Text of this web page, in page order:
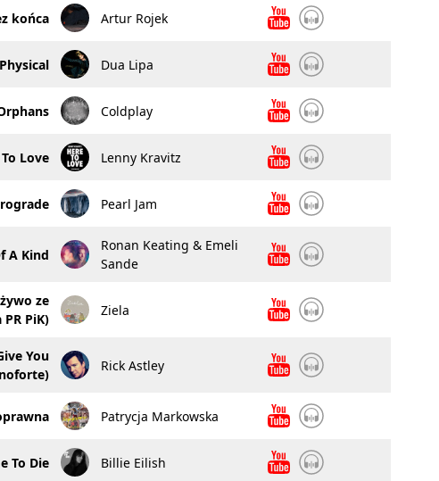
końca Artur Rojek
Physical Dua Lipa
Coldplay
Love Lenny Kravitz
Pearl Jam
A Kind
Ronan Keating & Emeli
Sande
ze
PiK)
Ziela
You
Rick Astley
Patrycja Markowska
To Die Billie Eilish